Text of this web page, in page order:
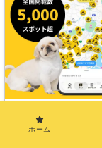
ホーム